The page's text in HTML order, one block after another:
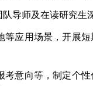
导师及在读研究生
应用场景，开展
意向等，制定个